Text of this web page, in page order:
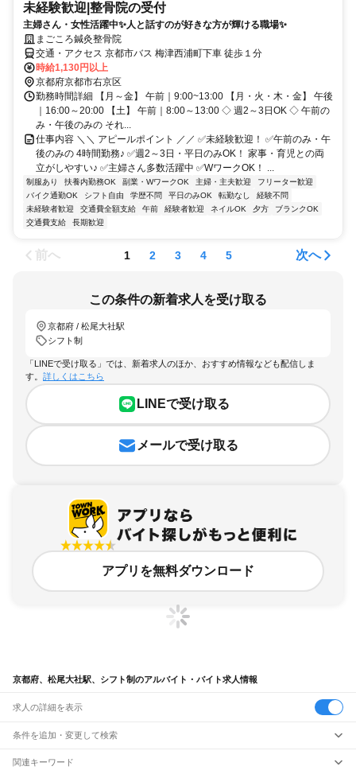
未経験歓迎|整骨院の受付
主婦さん・女性活躍中✨人と話すのが好きな方が輝ける職場✨
まごころ鍼灸整骨院
交通・アクセス 京都市バス 梅津西浦町下車 徒歩１分
時給1,130円以上
京都府京都市右京区
勤務時間詳細 【月～金】 午前｜9:00~13:00 【月・火・木・金】 午後
｜16:00～20:00 【土】 午前｜8:00～13:00 ◇ 週2～3日OK ◇ 午前の
み・午後のみの それ...
仕事内容 ＼＼ アピールポイント ／／ ✅未経験歓迎！ ✅午前のみ・午
後のみの 4時間勤務♪ ✅週2～3日・平日のみOK！ 家事・育児との両
立がしやすい♪ ✅主婦さん多数活躍中 ✅WワークOK！ ...
制服あり 扶養内勤務OK 副業・WワークOK 主婦・主夫歓迎
フリーター歓迎
バイク通勤OK
シフト自由 学歴不問 平日のみOK 転勤なし
経験不問
未経験者歓迎
交通費全額支給 午前 経験者歓迎 ネイルOK 夕方
ブランクOK
交通費支給
長期歓迎
前へ 1 2 3 4 5 次へ
この条件の新着求人を受け取る
京都府 / 松尾大社駅
シフト制
「LINEで受け取る」では、新着求人のほか、おすすめ情報なども配信しま
す。 詳しくはこちら
LINEで受け取る
メールで受け取る
アプリを無料ダウンロード
京都府、松尾大社駅、シフト制のアルバイト・バイト求人情報
求人の詳細を表示
条件を追加・変更して検索
市区町村を追加・変更
関連キーワード